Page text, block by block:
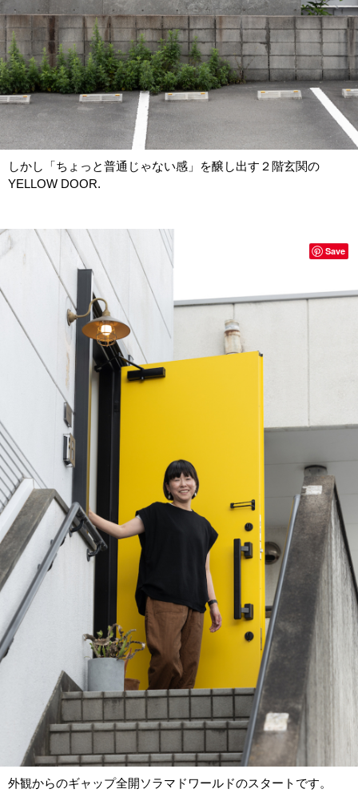
しかし「ちょっと普通じゃない感」を醸し出す２階玄関の
YELLOW DOOR.
外観からのギャップ全開ソラマドワールドのスタートです。
Save